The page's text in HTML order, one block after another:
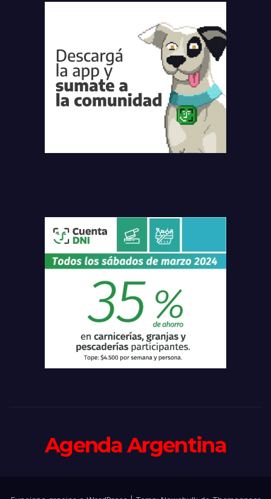
Agenda Argentina